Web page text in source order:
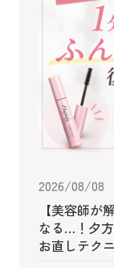
2026/08/08
【美容師が
なる…！夕
お直しテク